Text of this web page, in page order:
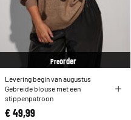
Preorder
Levering begin van augustus
Gebreide blouse met een
stippenpatroon
€ 49,99